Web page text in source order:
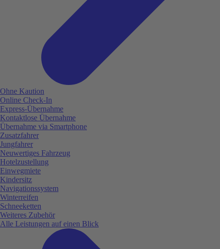
Ohne Kaution
Online Check-In
Express-Übernahme
Kontaktlose Übernahme
Übernahme via Smartphone
Zusatzfahrer
Jungfahrer
Neuwertiges Fahrzeug
Hotelzustellung
Einwegmiete
Kindersitz
Navigationssystem
Winterreifen
Schneeketten
Weiteres Zubehör
Alle Leistungen auf einen Blick